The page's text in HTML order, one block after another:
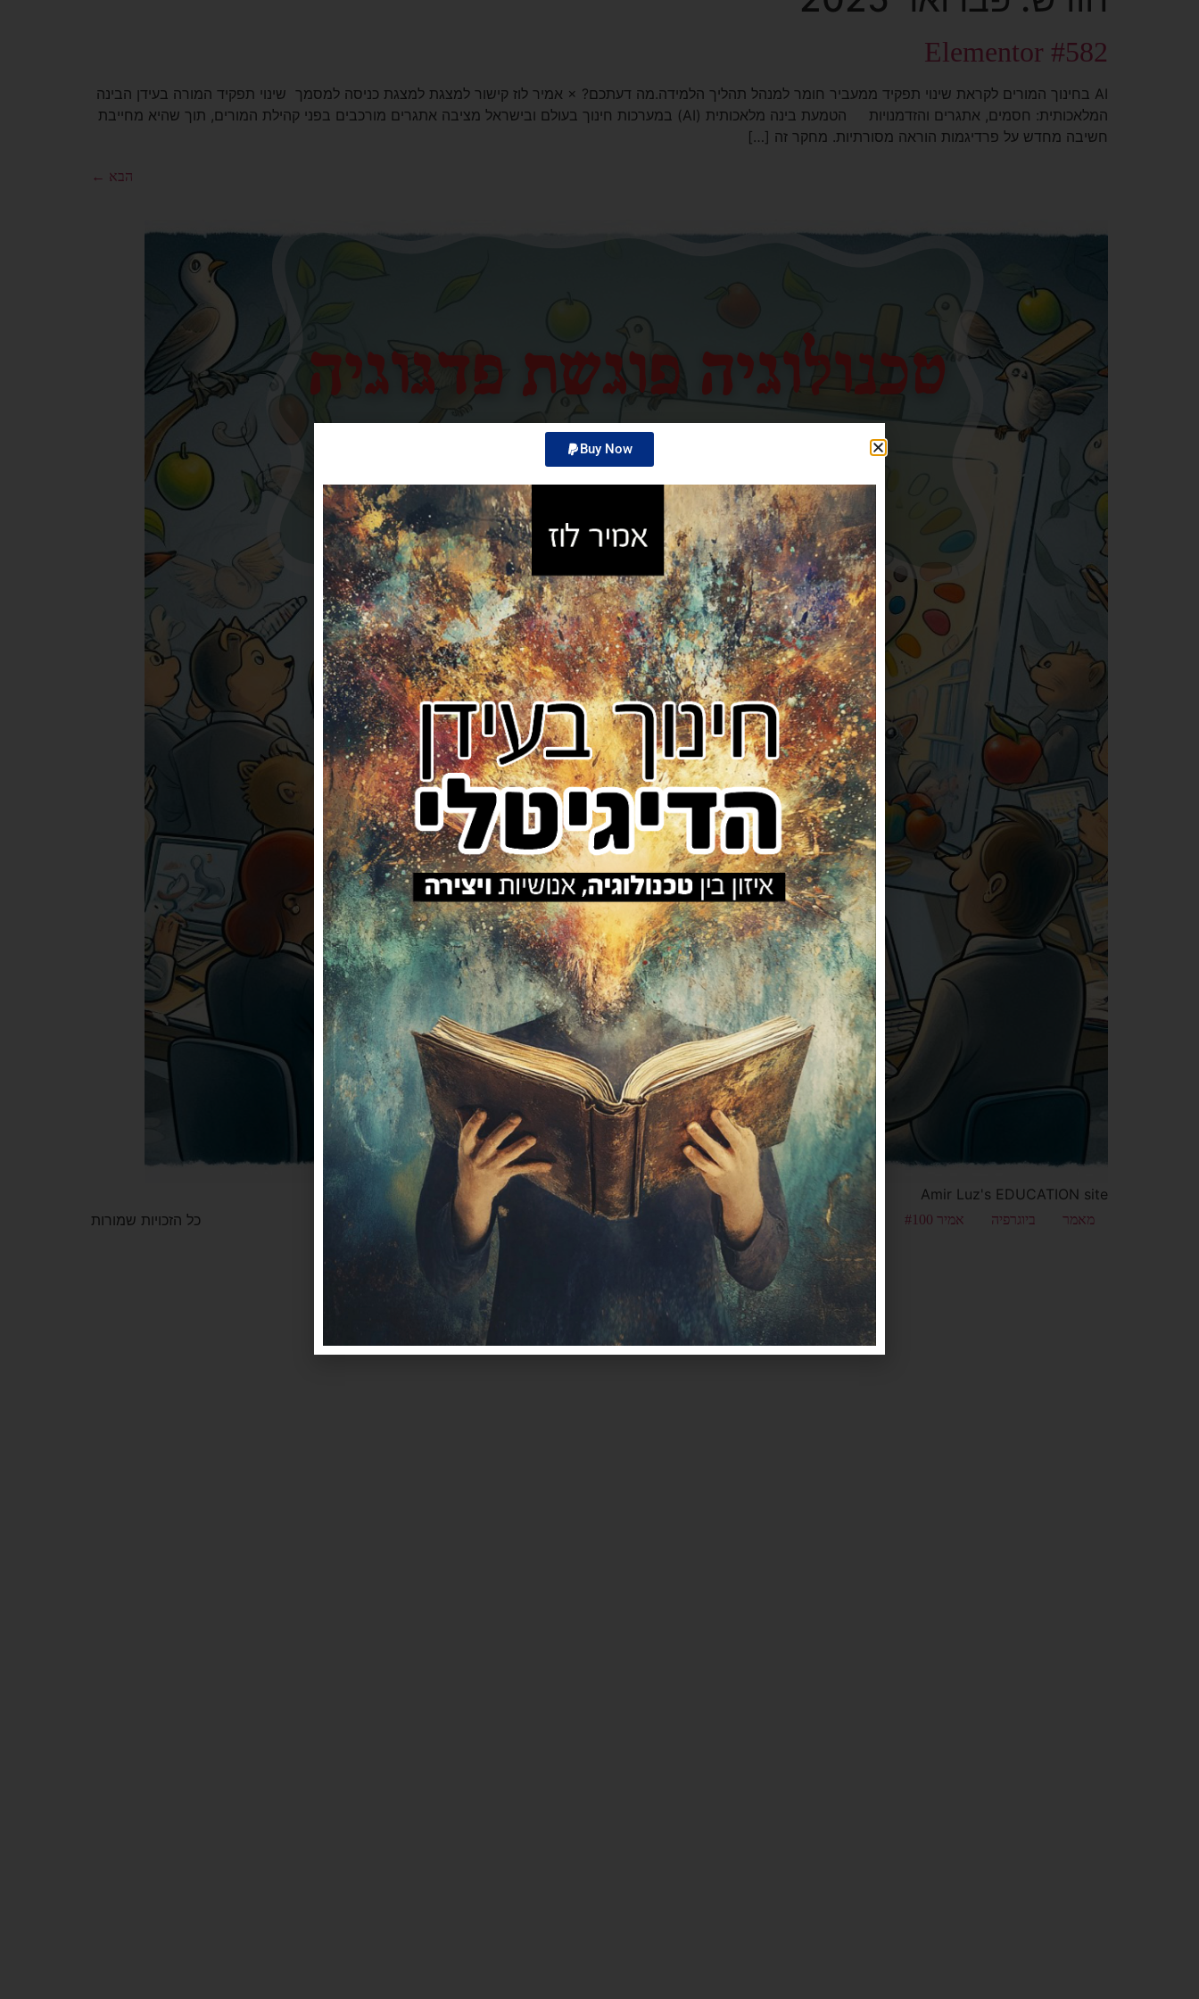
Elementor #582
AI בחינוך המורים לקראת שינוי תפקיד ממעביר חומר למנהל תהליך הלמידה.מה דעתכם? × אמיר לוז קישור למצגת למצגת כניסה למסמך שינוי תפקיד המורה בעידן הבינה
המלאכותית: חסמים, אתגרים והזדמנויות הטמעת בינה מלאכותית (AI) במערכות חינוך בעולם ובישראל מציבה אתגרים מורכבים בפני קהילת המורים, תוך שהיא מחייבת
חשיבה מחדש על פרדיגמות הוראה מסורתיות. מחקר זה […]
הבא ←
Amir Luz's EDUCATION site
מאמר ביוגרפיה אמיר #100 אלמנטור #469 הספר אלמנטור #845 קיור חינוך דיגיטלי 2026 כל הזכויות שמורות
Buy Now